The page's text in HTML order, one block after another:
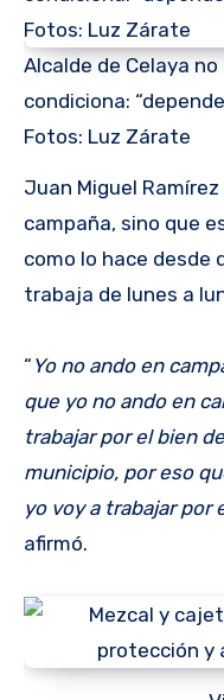
Alcalde de Celaya
condiciona:
Fotos: Luz Zárate
Juan Miguel
campaña, sino que
como lo hace desde
trabaja de lunes a
“ Yo no ando en
que yo no ando en
trabajar por el bien
municipio, por eso
yo voy a trabajar por
afirmó.